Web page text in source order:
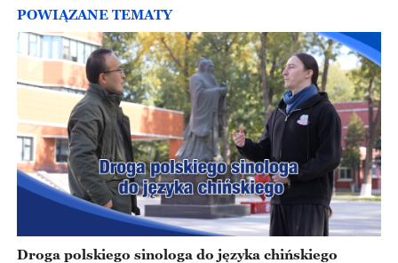
POWIĄZANE TEMATY
Droga polskiego sinologa do języka chińskiego